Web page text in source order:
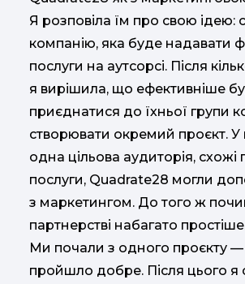
Я розповіла їм про свою ідею:
компанію, яка буде надавати
послуги на аутсорсі. Після
я вирішила, що ефективніше
приєднатися до їхньої групи
створювати окремий проєкт. У
одна цільова аудиторія, схожі
послуги, Quadrate28 могли
з маркетингом. До того ж
партнерстві набагато
Ми почали з одного проєкту —
пройшло добре. Після цього я